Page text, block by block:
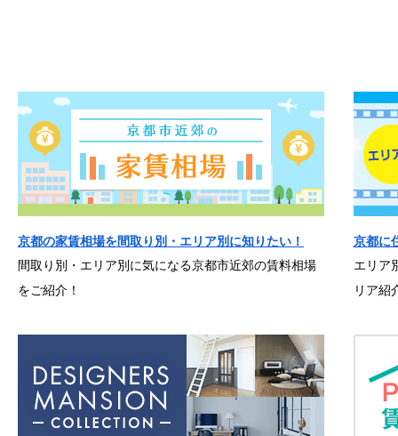
京都の家賃相場を間取り別・エリア別に知りたい！
間取り別・エリア別に気になる京都市近郊の賃料相場
をご紹介！
京都に
エリア
リア紹